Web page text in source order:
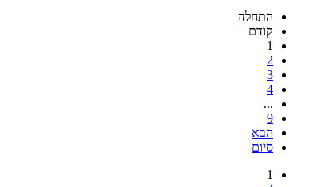
התחלה
קודם
1
2
3
4
...
9
הבא
סיום
1